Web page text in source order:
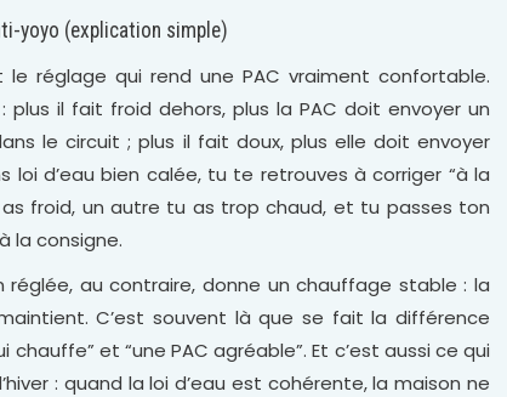
yoyo (explication simple)
le réglage qui rend une PAC vraiment confortable.
plus il fait froid dehors, plus la PAC doit envoyer un
le circuit ; plus il fait doux, plus elle doit envoyer
loi d’eau bien calée, tu te retrouves à corriger “à la
as froid, un autre tu as trop chaud, et tu passes ton
la consigne.
réglée, au contraire, donne un chauffage stable : la
C’est souvent là que se fait la différence
chauffe” et “une PAC agréable”. Et c’est aussi ce qui
: quand la loi d’eau est cohérente, la maison ne